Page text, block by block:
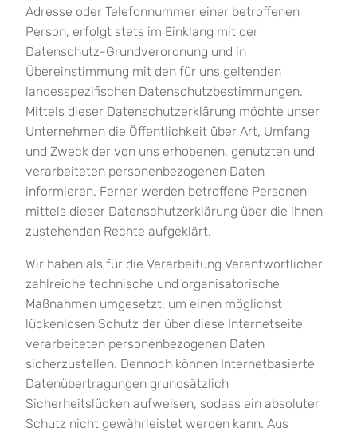
Adresse oder Telefonnummer einer betroffenen
Person, erfolgt stets im Einklang mit der
Datenschutz-Grundverordnung und in
Übereinstimmung mit den für uns geltenden
landesspezifischen Datenschutzbestimmungen.
Mittels dieser Datenschutzerklärung möchte unser
Unternehmen die Öffentlichkeit über Art, Umfang
und Zweck der von uns erhobenen, genutzten und
verarbeiteten personenbezogenen Daten
informieren. Ferner werden betroffene Personen
mittels dieser Datenschutzerklärung über die ihnen
zustehenden Rechte aufgeklärt.
Wir haben als für die Verarbeitung Verantwortlicher
zahlreiche technische und organisatorische
Maßnahmen umgesetzt, um einen möglichst
lückenlosen Schutz der über diese Internetseite
verarbeiteten personenbezogenen Daten
sicherzustellen. Dennoch können Internetbasierte
Datenübertragungen grundsätzlich
Sicherheitslücken aufweisen, sodass ein absoluter
Schutz nicht gewährleistet werden kann. Aus